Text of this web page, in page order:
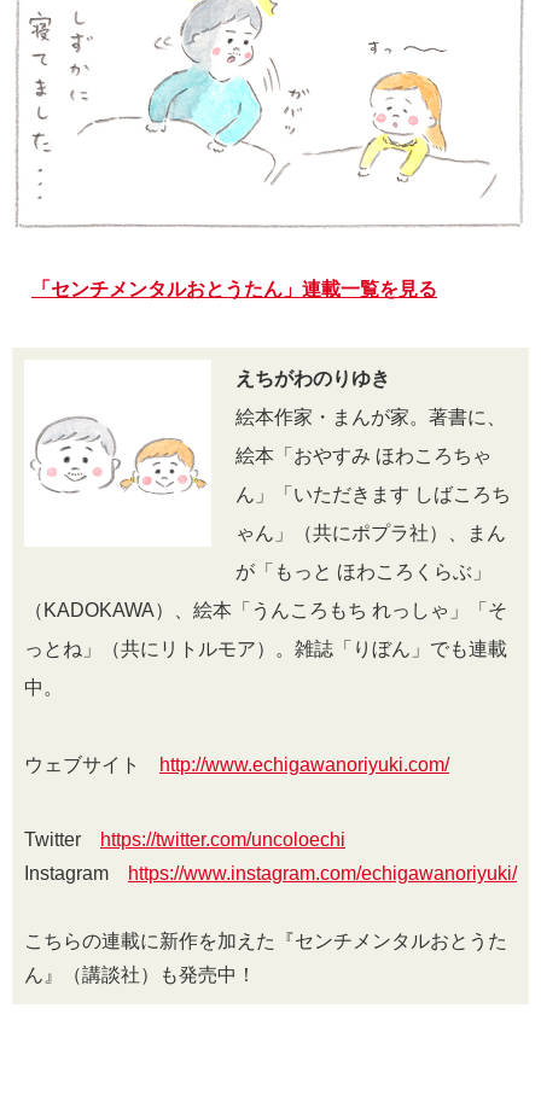
「センチメンタルおとうたん」連載一覧を見る
えちがわのりゆき
絵本作家・まんが家。著書に、
絵本「おやすみ ほわころちゃ
ん」「いただきます しばころち
ゃん」（共にポプラ社）、まん
が「もっと ほわころくらぶ」
（KADOKAWA）、絵本「うんころもち れっしゃ」「そ
っとね」（共にリトルモア）。雑誌「りぼん」でも連載
中。
ウェブサイト http://www.echigawanoriyuki.com/
Twitter
https://twitter.com/uncoloechi
Instagram
https://www.instagram.com/echigawanoriyuki/
こちらの連載に新作を加えた『センチメンタルおとうた
ん』（講談社）も発売中！